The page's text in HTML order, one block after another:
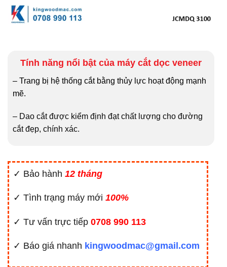
Tính năng nổi bật của máy cắt dọc veneer
– Trang bị hệ thống cắt bằng thủy lực hoạt động mạnh
mẽ.
– Dao cắt được kiểm định đạt chất lượng cho đường
cắt đẹp, chính xác.
✓ Bảo hành 12 tháng
✓ Tình trạng máy mới 100%
✓ Tư vấn trực tiếp 0708 990 113
✓ Báo giá nhanh kingwoodmac@gmail.com